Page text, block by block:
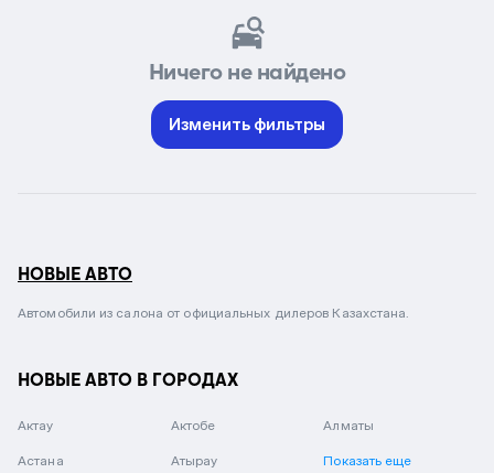
Ничего не найдено
Изменить фильтры
НОВЫЕ АВТО
Автомобили из салона от официальных дилеров Казахстана.
НОВЫЕ АВТО В ГОРОДАХ
Актау Актобе Алматы
Астана Атырау Показать еще